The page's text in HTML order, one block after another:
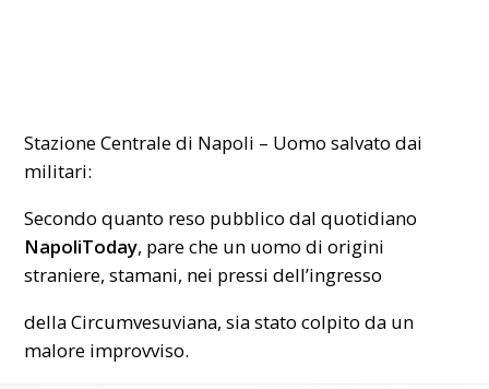
Stazione Centrale di Napoli – Uomo salvato dai
militari:
Secondo quanto reso pubblico dal quotidiano
NapoliToday, pare che un uomo di origini
straniere, stamani, nei pressi dell’ingresso
dellaCircumvesuviana, sia stato colpito da un
malore improvviso.